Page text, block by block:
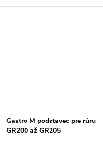
GN1/1.
Gastro M podstavec pre rúru
GR200 až GR205